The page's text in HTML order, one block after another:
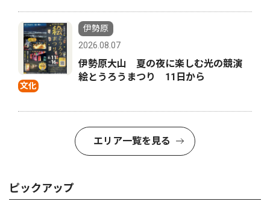
文化
伊勢原
2026.08.07
伊勢原大山 夏の夜に楽しむ光の競演
絵とうろうまつり 11日から
エリア一覧を見る
ピックアップ